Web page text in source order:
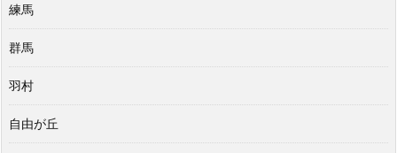
練馬
群馬
羽村
自由が丘